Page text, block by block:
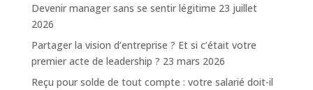
Devenir manager sans se sentir légitime 23 juillet
2026
Partager la vision d’entreprise ? Et si c’était votre
premier acte de leadership ? 23 mars 2026
Reçu pour solde de tout compte : votre salarié doit-il